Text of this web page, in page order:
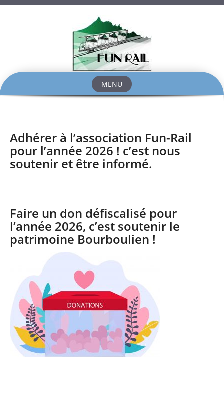
MENU
Adhérer à l’association Fun-Rail
pour l’année 2026 ! c’est nous
soutenir et être informé.
Faire un don défiscalisé pour
l’année 2026, c’est soutenir le
patrimoine Bourboulien !